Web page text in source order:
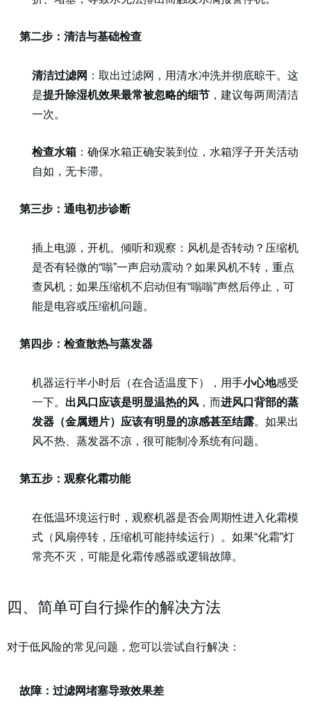
第二步：清洁与基础检查
清洁过滤网 ：取出过滤网，用清水冲洗并彻底晾干。这
是提升除湿机效果最常被忽略的细节 ，建议每两周清洁
一次。
检查水箱 ：确保水箱正确安装到位，水箱浮子开关活动
自如，无卡滞。
第三步：通电初步诊断
插上电源，开机。倾听和观察：风机是否转动？压缩机
是否有轻微的“嗡”一声启动震动？如果风机不转，重点
查风机；如果压缩机不启动但有“嗡嗡”声然后停止，可
能是电容或压缩机问题。
第四步：检查散热与蒸发器
机器运行半小时后（在合适温度下），用手小心地感受
一下。 出风口应该是明显温热的风 ，而进风口背部的蒸
发器（金属翅片）应该有明显的凉感甚至结露。如果出
风不热、蒸发器不凉，很可能制冷系统有问题。
第五步：观察化霜功能
在低温环境运行时，观察机器是否会周期性进入化霜模
式（风扇停转，压缩机可能持续运行）。如果“化霜”灯
常亮不灭，可能是化霜传感器或逻辑故障。
四、简单可自行操作的解决方法
对于低风险的常见问题，您可以尝试自行解决：
故障：过滤网堵塞导致效果差